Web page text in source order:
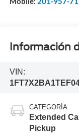
Información
VIN:
CATEGORÍA
Extended
Pickup